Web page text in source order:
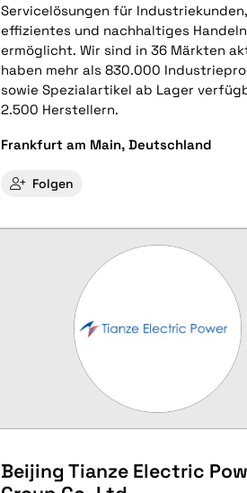
Servicelösungen für
effizientes und nachhaltiges Handeln
ermöglicht. Wir sind in 36 Märkten
haben mehr als 830.000
sowie Spezialartikel ab Lager
2.500 Herstellern.
Frankfurt am Main, Deutschland
Folgen
Beijing Tianze Electric